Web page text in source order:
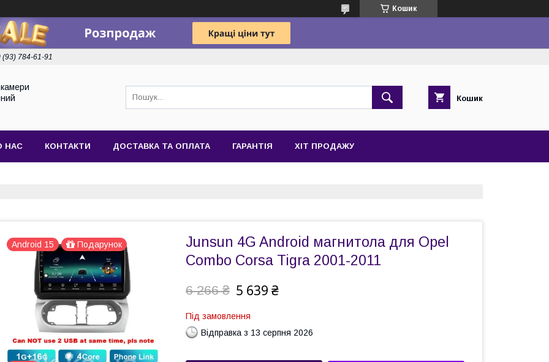
Кошик
(93) 784-61-91
Кошик
НАС КОНТАКТИ ДОСТАВКА ТА ОПЛАТА ГАРАНТІЯ ХІТ ПРОДАЖУ
Android 15 Подарунок
Junsun 4G Android магнитола для Opel
Combo Corsa Tigra 2001-2011
6 266 ₴ 5 639 ₴
Під замовлення
Відправка з 13 серпня 2026